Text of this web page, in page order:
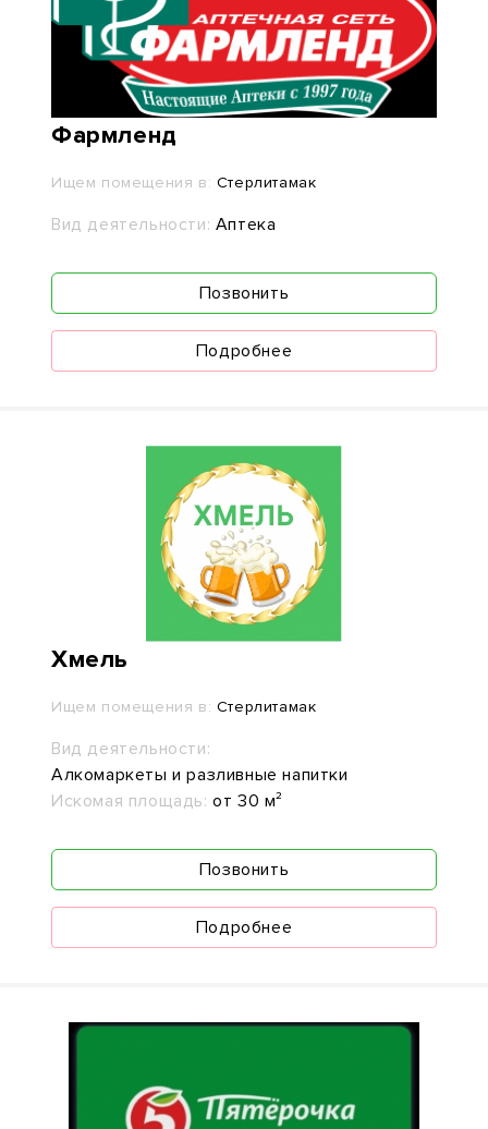
Фармленд
Ищем помещения в: Стерлитамак
Вид деятельности: Аптека
Позвонить
Подробнее
Хмель
Ищем помещения в: Стерлитамак
Вид деятельности:
Алкомаркеты и разливные напитки
Искомая площадь: от 30 м²
Позвонить
Подробнее